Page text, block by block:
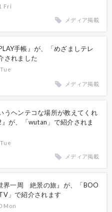
Fri
メディア掲載
手帳』が、「めざましテレ
されました
メディア掲載
うヘンテコな場所が教えてくれ
が、「wutan」で紹介されま
メディア掲載
界一周 絶景の旅』が、「BOO
」で紹介されます
Mon